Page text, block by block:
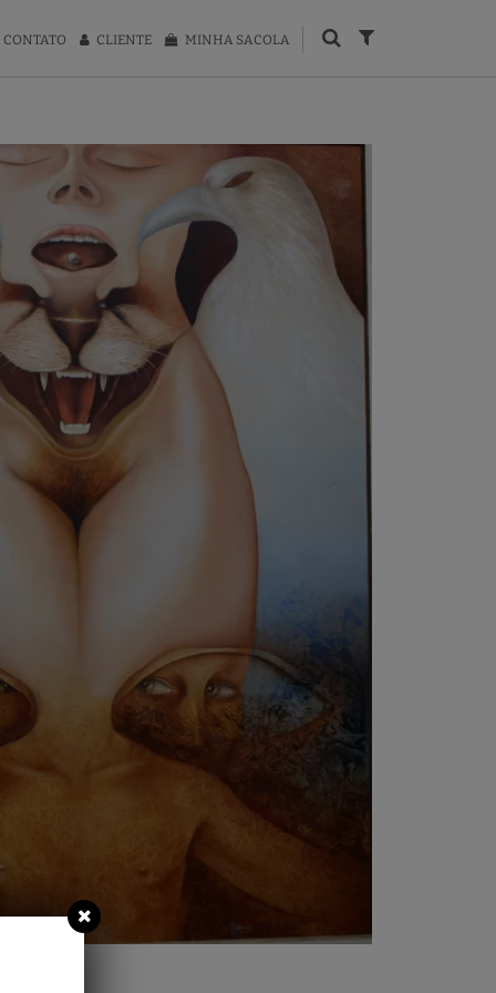
CONTATO CLIENTE MINHA SACOLA